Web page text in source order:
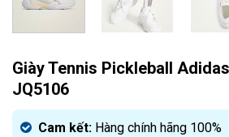
Giày Tennis Pickleball
JQ5106
Cam kết: Hàng chính hãng 100%